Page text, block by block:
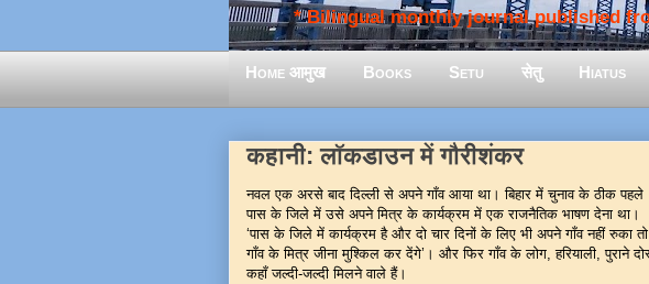
* Bilingual monthly journal published
Home आमुख Books Setu सेतु Hiatus
कहानी: लॉकडाउन में गौरीशंकर
नवल एक अरसे बाद दिल्ली से अपने गाँव आया था। बिहार में चुनाव के ठीक पहले
पास के जिले में उसे अपने मित्र के कार्यक्रम में एक राजनैतिक भाषण देना था।
‘पास के जिले में कार्यक्रम है और दो चार दिनों के लिए भी अपने गाँव नहीं रुका तो
गाँव के मित्र जीना मुश्किल कर देंगे’। और फिर गाँव के लोग, हरियाली, पुराने
कहाँ जल्दी-जल्दी मिलने वाले हैं।